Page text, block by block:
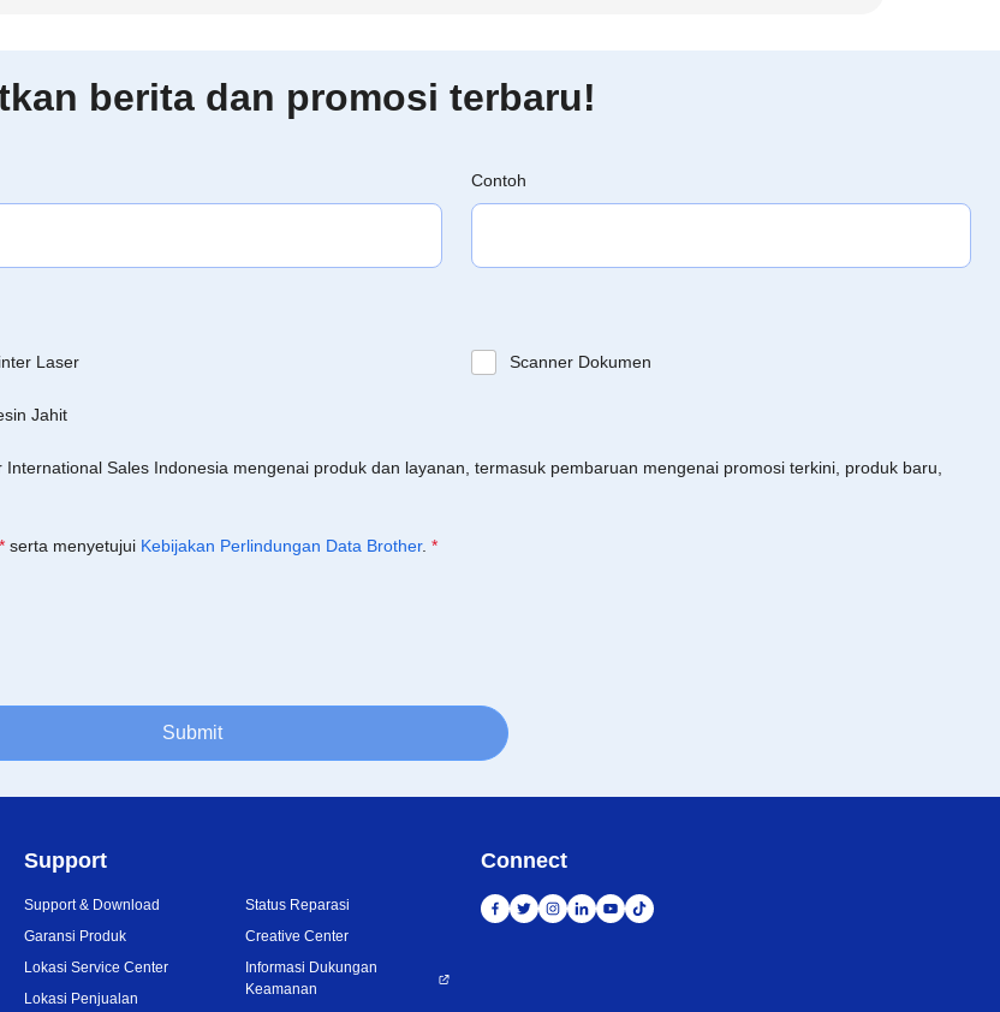
berita dan promosi terbaru!
Contoh
Laser Scanner Dokumen
Jahit
Sales Indonesia mengenai produk dan layanan, termasuk pembaruan mengenai promosi terkini, produk baru,
* serta menyetujui Kebijakan Perlindungan Data Brother. *
Submit
Support
Support & Download
Garansi Produk
Lokasi Service Center
Lokasi Penjualan
Status Reparasi
Creative Center
Informasi Dukungan
Keamanan
Connect